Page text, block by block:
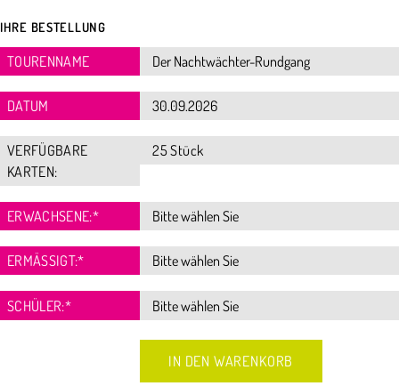
IHRE BESTELLUNG
TOURENNAME
DATUM
VERFÜGBARE
KARTEN:
25 Stück
ERWACHSENE:*
ERMÄSSIGT:*
SCHÜLER:*